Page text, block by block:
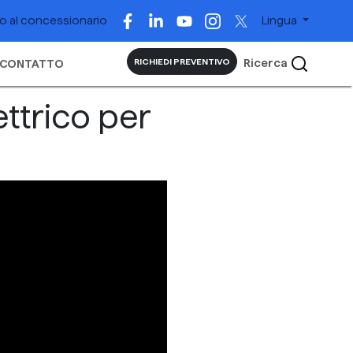
al concessionario Lingua
CONTATTO RICHIEDI PREVENTIVO Ricerca
per